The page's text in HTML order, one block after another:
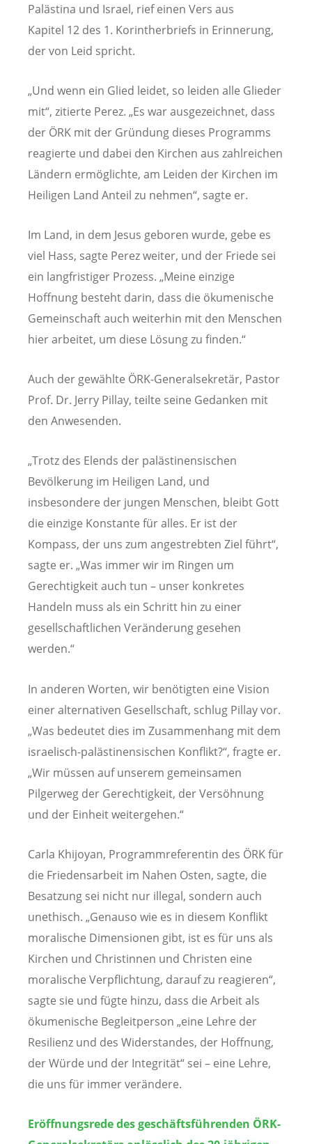
Palästina und Israel, rief einen Vers aus
Kapitel 12 des 1. Korintherbriefs in Erinnerung,
der von Leid spricht.
„Und wenn ein Glied leidet, so leiden alle Glieder
mit“, zitierte Perez. „Es war ausgezeichnet, dass
der ÖRK mit der Gründung dieses Programms
reagierte und dabei den Kirchen aus zahlreichen
Ländern ermöglichte, am Leiden der Kirchen im
Heiligen Land Anteil zu nehmen“, sagte er.
Im Land, in dem Jesus geboren wurde, gebe es
viel Hass, sagte Perez weiter, und der Friede sei
ein langfristiger Prozess. „Meine einzige
Hoffnung besteht darin, dass die ökumenische
Gemeinschaft auch weiterhin mit den Menschen
hier arbeitet, um diese Lösung zu finden.“
Auch der gewählte ÖRK-Generalsekretär, Pastor
Prof. Dr. Jerry Pillay, teilte seine Gedanken mit
den Anwesenden.
„Trotz des Elends der palästinensischen
Bevölkerung im Heiligen Land, und
insbesondere der jungen Menschen, bleibt Gott
die einzige Konstante für alles. Er ist der
Kompass, der uns zum angestrebten Ziel führt“,
sagte er. „Was immer wir im Ringen um
Gerechtigkeit auch tun – unser konkretes
Handeln muss als ein Schritt hin zu einer
gesellschaftlichen Veränderung gesehen
werden.“
In anderen Worten, wir benötigten eine Vision
einer alternativen Gesellschaft, schlug Pillay vor.
„Was bedeutet dies im Zusammenhang mit dem
israelisch-palästinensischen Konflikt?“, fragte er.
„Wir müssen auf unserem gemeinsamen
Pilgerweg der Gerechtigkeit, der Versöhnung
und der Einheit weitergehen.“
Carla Khijoyan, Programmreferentin des ÖRK für
die Friedensarbeit im Nahen Osten, sagte, die
Besatzung sei nicht nur illegal, sondern auch
unethisch. „Genauso wie es in diesem Konflikt
moralische Dimensionen gibt, ist es für uns als
Kirchen und Christinnen und Christen eine
moralische Verpflichtung, darauf zu reagieren“,
sagte sie und fügte hinzu, dass die Arbeit als
ökumenische Begleitperson „eine Lehre der
Resilienz und des Widerstandes, der Hoffnung,
der Würde und der Integrität“ sei – eine Lehre,
die uns für immer verändere.
Eröffnungsrede des geschäftsführenden ÖRK-